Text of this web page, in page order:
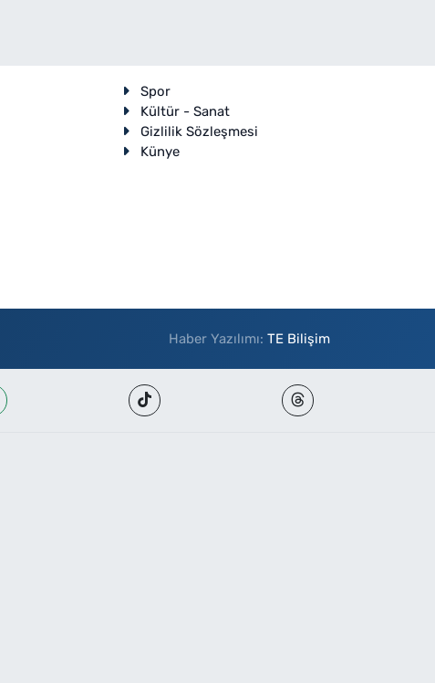
Spor
Kültür - Sanat
Gizlilik Sözleşmesi
Künye
Haber Yazılımı:TE Bilişim